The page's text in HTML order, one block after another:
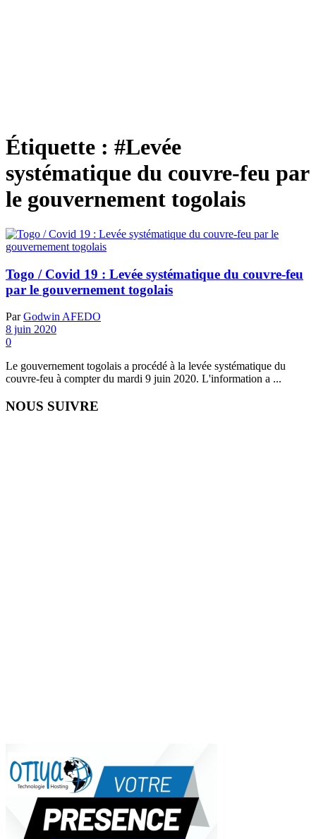
Étiquette : #Levée
systématique du couvre-feu par
le gouvernement togolais
Togo / Covid 19 : Levée systématique du couvre-feu
par le gouvernement togolais
Par Godwin AFEDO
8 juin 2020
0
Le gouvernement togolais a procédé à la levée systématique du
couvre-feu à compter du mardi 9 juin 2020. L'information a ...
NOUS SUIVRE